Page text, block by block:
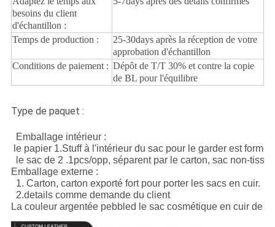
besoins du client
d'échantillon :
Temps de production :
25-30days après la réception de votre
approbation d'échantillon
Conditions de paiement : Dépôt de T/T 30% et contre la copie
de BL pour l'équilibre
Type de paquet :
Emballage intérieur :
le papier 1.Stuff à l'intérieur du sac pour le garder est forme
  le sac de 2 .1pcs/opp, séparent par le carton, sac non-tissé ;
Emballage externe :
  1. Carton, carton exporté fort pour porter les sacs en cuir.
  2.details comme demande du client
La couleur argentée pebbled le sac cosmétique en cuir de